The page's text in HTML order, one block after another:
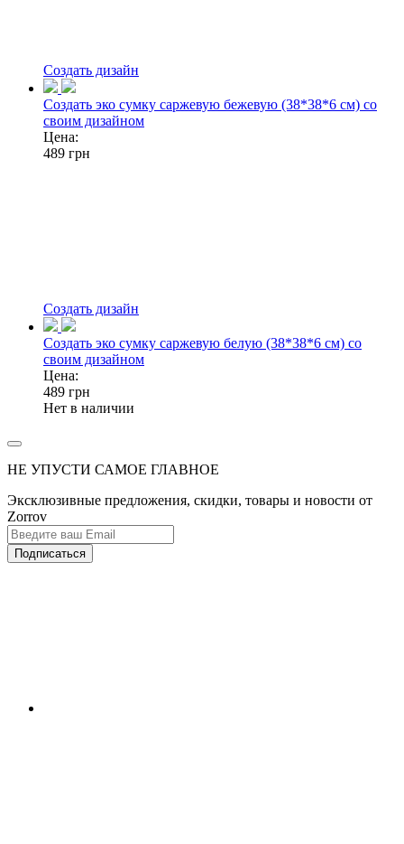
Создать дизайн
Создать эко сумку саржевую бежевую (38*38*6 см) со
своим дизайном
Цена:
489 грн
Создать дизайн
Создать эко сумку саржевую белую (38*38*6 см) со
своим дизайном
Цена:
489 грн
Нет в наличии
НЕ УПУСТИ САМОЕ ГЛАВНОЕ
Эксклюзивные предложения, скидки, товары и новости от
Zorrov
Подписаться